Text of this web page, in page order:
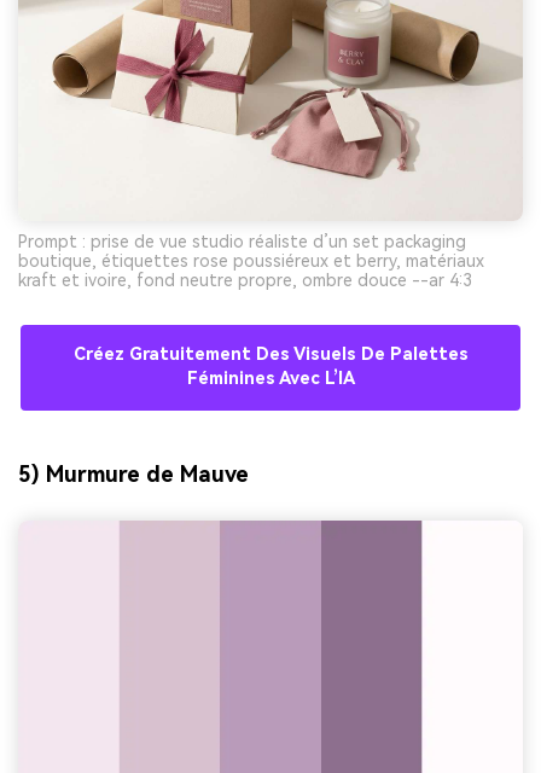
Prompt : prise de vue studio réaliste d’un set packaging
boutique, étiquettes rose poussiéreux et berry, matériaux
kraft et ivoire, fond neutre propre, ombre douce --ar 4:3
Créez Gratuitement Des Visuels De Palettes
Féminines Avec L’IA
5) Murmure de Mauve